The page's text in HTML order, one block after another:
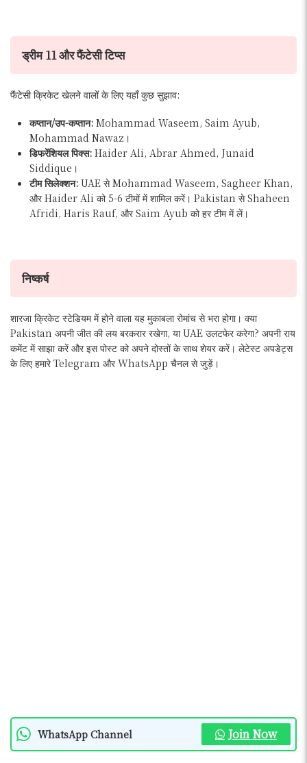
ड्रीम 11 और फैंटेसी टिप्स
फैंटेसी क्रिकेट खेलने वालों के लिए यहाँ कुछ सुझाव:
कप्तान/उप-कप्तान: Mohammad Waseem, Saim Ayub,
Mohammad Nawaz।
डिफरेंशियल पिक्स: Haider Ali, Abrar Ahmed, Junaid
Siddique।
टीम सिलेक्शन: UAE से Mohammad Waseem, Sagheer Khan,
और Haider Ali को 5-6 टीमों में शामिल करें। Pakistan से Shaheen
Afridi, Haris Rauf, और Saim Ayub को हर टीम में लें।
निष्कर्ष
शारजा क्रिकेट स्टेडियम में होने वाला यह मुकाबला रोमांच से भरा होगा। क्या
Pakistan अपनी जीत की लय बरकरार रखेगा, या UAE उलटफेर करेगा? अपनी राय
कमेंट में साझा करें और इस पोस्ट को अपने दोस्तों के साथ शेयर करें। लेटेस्ट अपडेट्स
के लिए हमारे Telegram और WhatsApp चैनल से जुड़ें।
WhatsApp Channel Join Now